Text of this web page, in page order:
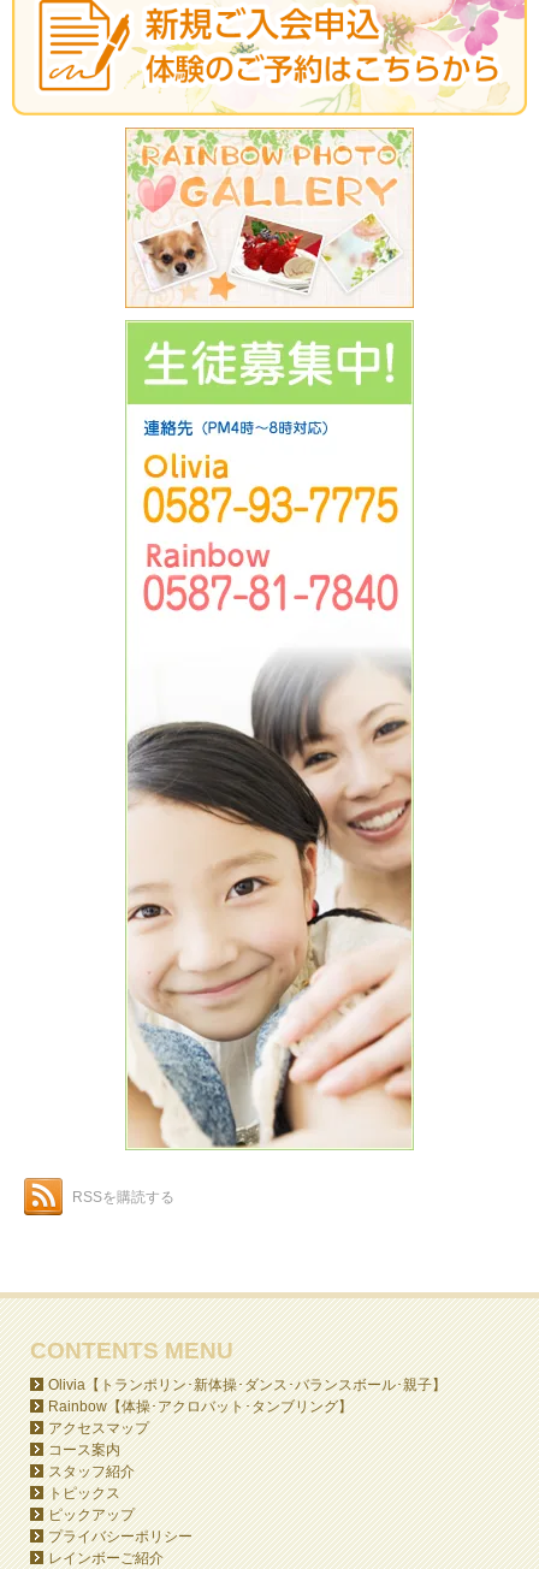
RSSを購読する
CONTENTS MENU
Olivia【トランポリン･新体操･ダンス･バランスボール･親子】
Rainbow【体操･アクロバット･タンブリング】
アクセスマップ
コース案内
スタッフ紹介
トピックス
ピックアップ
プライバシーポリシー
レインボーご紹介